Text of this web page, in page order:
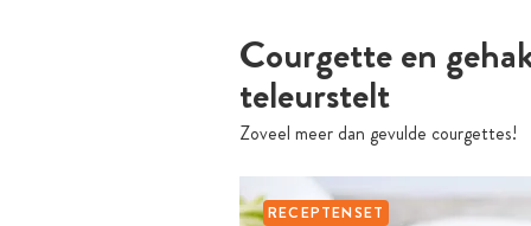
Courgette en
teleurstelt
Zoveel meer dan gevulde courgettes!
RECEPTENSET